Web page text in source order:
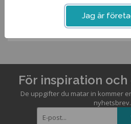
Artikelnummer:
För inspiration
De uppgifter du matar in kommer
nyhetsbrev.
Jag är